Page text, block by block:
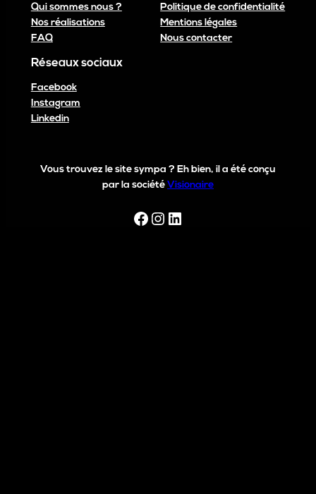
Qui sommes nous ?
Nos réalisations
FAQ
Politique de confidentialité
Mentions légales
Nous contacter
Réseaux sociaux
Facebook
Instagram
Linkedin
Vous trouvez le site sympa ? Eh bien, il a été conçu
par la société Visionaire
Facebook
Instagram
LinkedIn